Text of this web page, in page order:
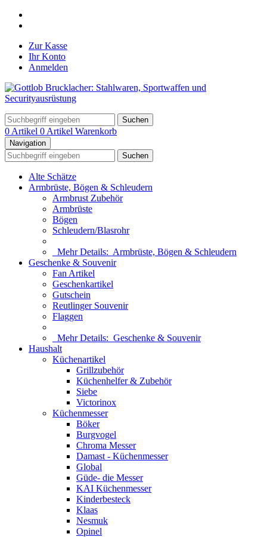
Zur Kasse
Ihr Konto
Anmelden
Suchen
0 Artikel 0 Artikel Warenkorb
Navigation
Suchen
Alte Schätze
Armbrüste, Bögen & Schleudern
Armbrust Zubehör
Armbrüste
Bögen
Schleudern/Blasrohr
Mehr Details: Armbrüste, Bögen & Schleudern
Geschenke & Souvenir
Fan Artikel
Geschenkartikel
Gutschein
Reutlinger Souvenir
Flaggen
Mehr Details: Geschenke & Souvenir
Haushalt
Küchenartikel
Grillzubehör
Küchenhelfer & Zubehör
Siebe
Victorinox
Küchenmesser
Böker
Burgvogel
Chroma Messer
Damast - Küchenmesser
Global
Güde- die Messer
KAI Küchenmesser
Kinderbesteck
Klaas
Nesmuk
Opinel